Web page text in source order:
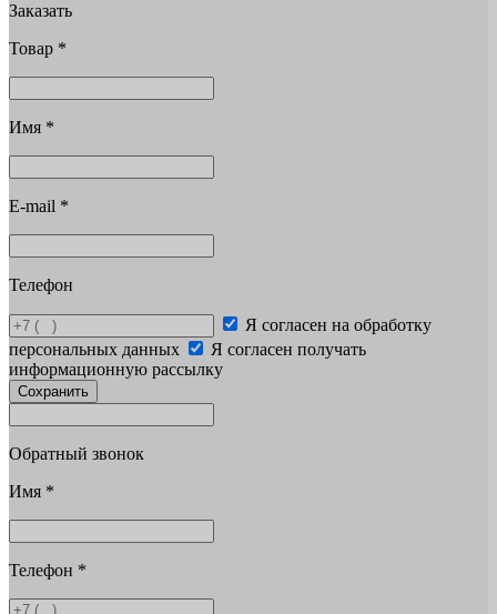
Заказать
Товар *
Имя *
E-mail *
Телефон
Я согласен на обработку
персональных данных
Я согласен получать
информационную рассылку
Сохранить
Обратный звонок
Имя *
Телефон *